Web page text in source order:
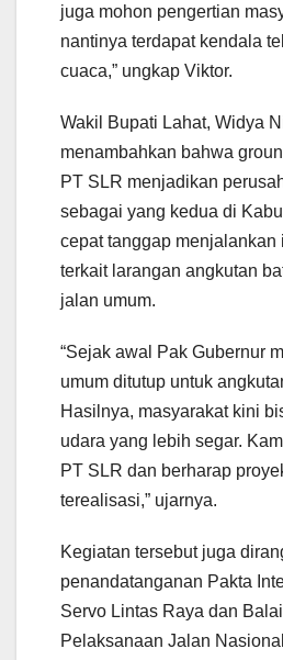
juga mohon pengertian
nantinya terdapat kendala
cuaca,” ungkap Viktor.
Wakil Bupati Lahat, Widya
menambahkan bahwa
PT SLR menjadikan
sebagai yang kedua di
cepat tanggap menjalankan
terkait larangan angkutan
jalan umum.
“Sejak awal Pak Gubernur
umum ditutup untuk
Hasilnya, masyarakat kini
udara yang lebih segar.
PT SLR dan berharap
terealisasi,” ujarnya.
Kegiatan tersebut juga
penandatanganan Pakta
Servo Lintas Raya dan
Pelaksanaan Jalan